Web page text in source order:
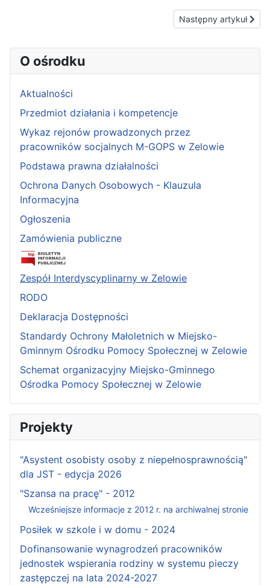
Następny artykuł:
Następny artykuł
O ośrodku
Aktualności
Przedmiot działania i kompetencje
Wykaz rejonów prowadzonych przez
pracowników socjalnych M-GOPS w Zelowie
Podstawa prawna działalności
Ochrona Danych Osobowych - Klauzula
Informacyjna
Ogłoszenia
Zamówienia publiczne
Zespół Interdyscyplinarny w Zelowie
RODO
Deklaracja Dostępności
Standardy Ochrony Małoletnich w Miejsko-
Gminnym Ośrodku Pomocy Społecznej w Zelowie
Schemat organizacyjny Miejsko-Gminnego
Ośrodka Pomocy Społecznej w Zelowie
Projekty
"Asystent osobisty osoby z niepełnosprawnością"
dla JST - edycja 2026
"Szansa na pracę" - 2012
Wcześniejsze informacje z 2012 r. na archiwalnej stronie
Posiłek w szkole i w domu - 2024
Dofinansowanie wynagrodzeń pracowników
jednostek wspierania rodziny w systemu pieczy
zastępczej na lata 2024-2027